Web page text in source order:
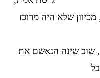
שלא היה מרוכז
שוב שינה הנאשם את